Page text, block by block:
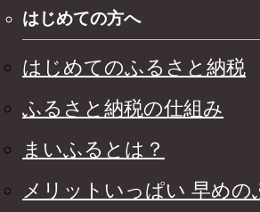
はじめての方へ
はじめてのふるさと納税
ふるさと納税の仕組み
まいふるとは？
メリットいっぱい 早めの